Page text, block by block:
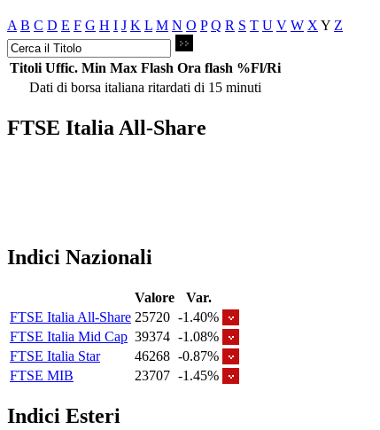
A B C D E F G H I J K L M N O P Q R S T U V W X Y Z
Titoli Uffic. Min Max Flash Ora flash %Fl/Ri
Dati di borsa italiana ritardati di 15 minuti
FTSE Italia All-Share
Indici Nazionali
Valore
Var.
FTSE Italia All-Share 25720 -1.40%
FTSE Italia Mid Cap 39374 -1.08%
FTSE Italia Star
46268 -0.87%
FTSE MIB
23707 -1.45%
Indici Esteri